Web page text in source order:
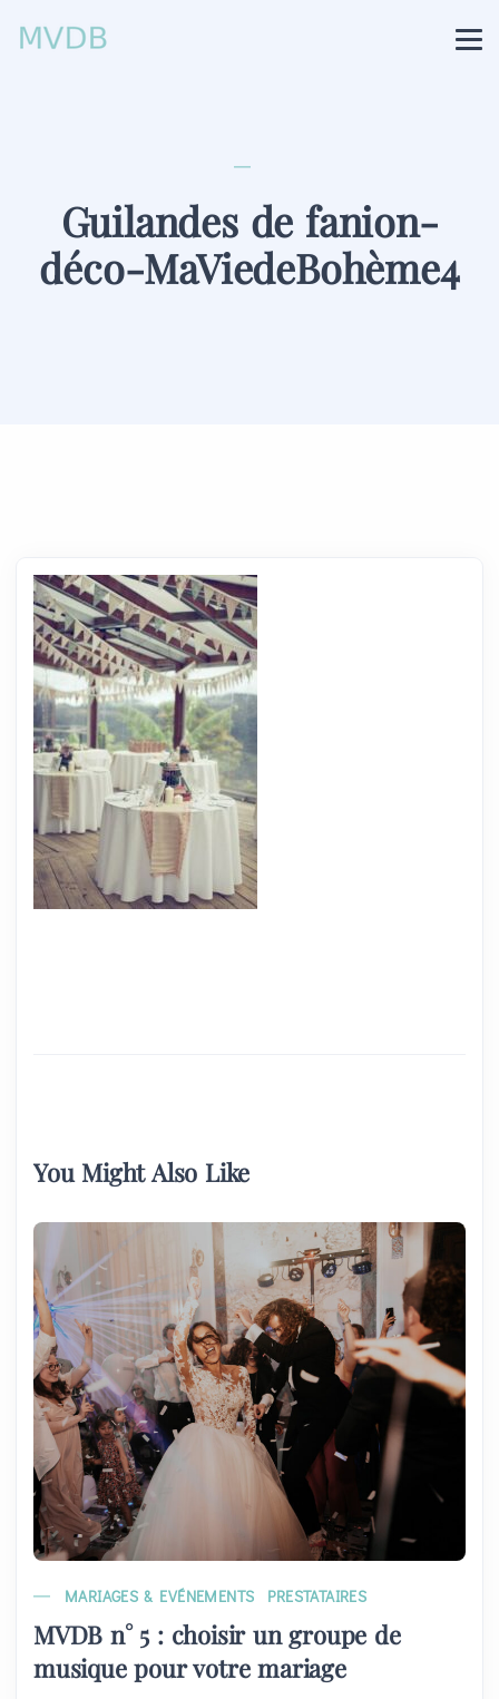
Guilandes de fanion-
déco-MaViedeBohème4
You Might Also Like
MARIAGES & EVÉNEMENTS PRESTATAIRES
MVDB n° 5 : choisir un groupe de
musique pour votre mariage